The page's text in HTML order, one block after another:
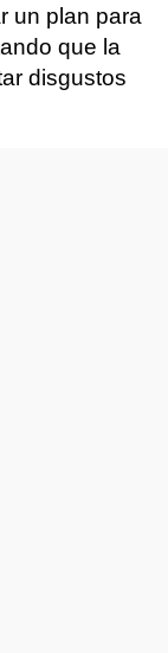
un plan para
que la
disgustos